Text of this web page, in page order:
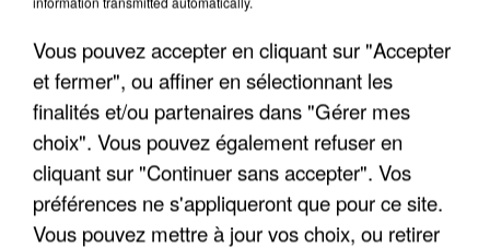
UN SECOND CADRE DE LA DZ MAFIA
INTERPELLÉ EN ALGÉRIE
Vous pouvez accepter en cliquant sur "Accepter
et fermer", ou affiner en sélectionnant les
finalités et/ou partenaires dans "Gérer mes
choix". Vous pouvez également refuser en
cliquant sur "Continuer sans accepter". Vos
préférences ne s'appliqueront que pour ce site.
Vous pouvez mettre à jour vos choix, ou retirer